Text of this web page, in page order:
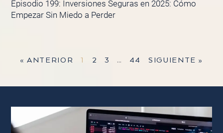
Episodio 199: Inversiones Seguras en 2025: Cómo
Empezar Sin Miedo a Perder
« ANTERIOR 1 2 3 … 44 SIGUIENTE »